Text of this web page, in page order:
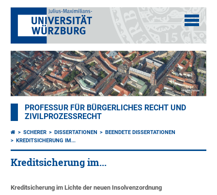
PROFESSUR FÜR BÜRGERLICHES RECHT UND
ZIVILPROZESSRECHT
SCHERER DISSERTATIONEN
BEENDETE DISSERTATIONEN
KREDITSICHERUNG IM...
Kreditsicherung im...
Kreditsicherung im Lichte der neuen Insolvenzordnung